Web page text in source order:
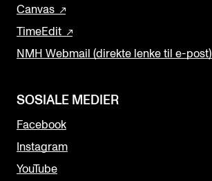
Canvas
TimeEdit
NMH Webmail (direkte lenke til e-post)
SOSIALE MEDIER
Facebook
Instagram
YouTube